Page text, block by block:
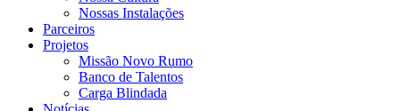
Nossas Instalações
Parceiros
Projetos
Missão Novo Rumo
Banco de Talentos
Carga Blindada